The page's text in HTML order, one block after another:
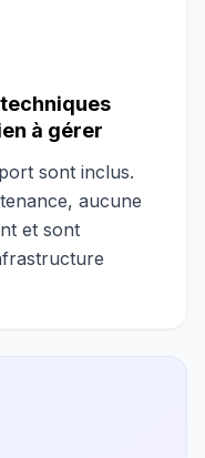
à gérer
sont inclus.
aucune
et sont